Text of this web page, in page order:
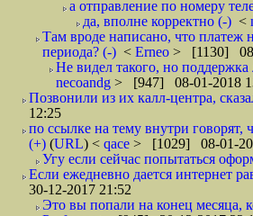
а отправление по номеру
да, вполне корректно (-) <
Там вроде написано, что платеж
периода? (-) < Erneo > [1130]
Не видел такого, но
necoandg > [947] 08-01-2018
Позвонили из их калл-центра,
12:25
по ссылке на тему внутри говорят,
(+) (URL) < qace > [1029] 08-01-
Угу если сейчас попытаться
Если ежедневно дается интернет
30-12-2017 21:52
Это вы попали на конец месяца,